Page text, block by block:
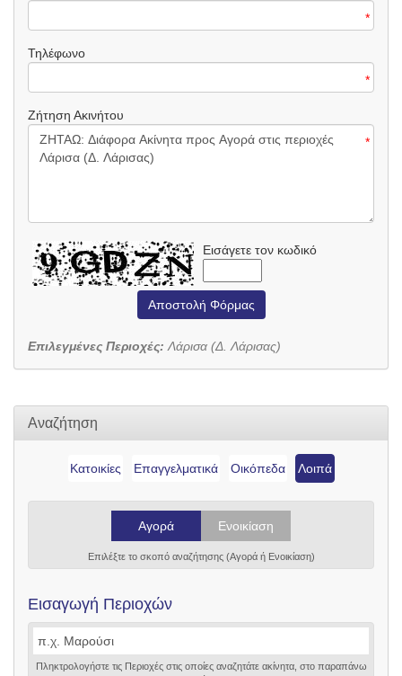
*
Τηλέφωνο
*
Ζήτηση Ακινήτου
*
Εισάγετε τον κωδικό
Αποστολή Φόρμας
Επιλεγμένες Περιοχές: Λάρισα (Δ. Λάρισας)
Αναζήτηση
Κατοικίες Επαγγελματικά Οικόπεδα Λοιπά
Αγορά Ενοικίαση
Επιλέξτε το σκοπό αναζήτησης (Αγορά ή Ενοικίαση)
Εισαγωγή Περιοχών
Πληκτρολογήστε τις Περιοχές στις οποίες αναζητάτε ακίνητα, στο παραπάνω